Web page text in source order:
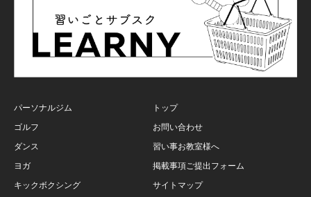
パーソナルジム
ゴルフ
ダンス
ヨガ
キックボクシング
トップ
お問い合わせ
習い事お教室様へ
掲載事項ご提出フォーム
サイトマップ